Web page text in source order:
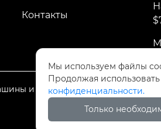
Контакты
и оборудование
Мы используем файлы
Продолжая
конфиденциальности.
Только